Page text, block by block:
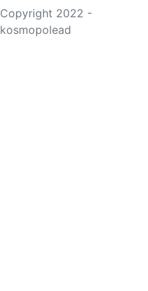
Copyright 2022 -
kosmopolead